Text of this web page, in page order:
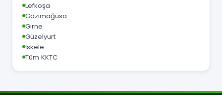
Lefkoşa
Gazimağusa
Girne
Güzelyurt
İskele
Tüm KKTC